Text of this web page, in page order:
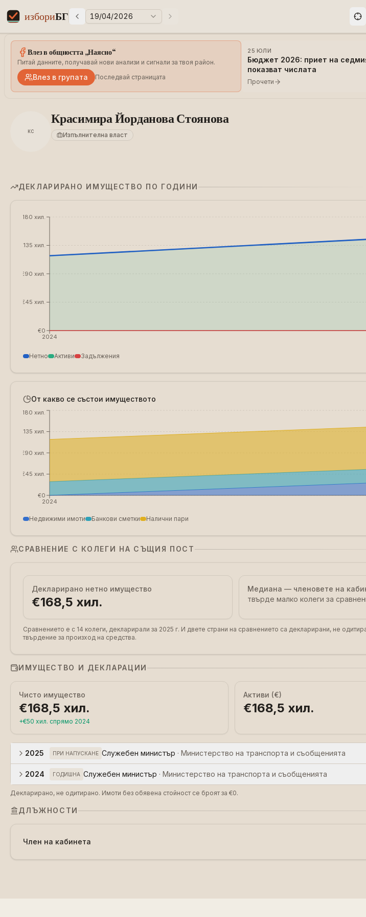
Elections in Bulgaria data statistics
избориБГ Предни избори
19/04/2026 Следващи избори
Влез в общността „Наясно“
Питай данните, получавай нови анализи и сигнали за твоя район.
Влез в групата Последвай страницата
25 ЮЛИ
Бюджет 2026: приет на
показват числата
Прочети
КС
Красимира Йорданова Стоянова
Изпълнителна власт
ДЕКЛАРИРАНО ИМУЩЕСТВО ПО ГОДИНИ
2024
€0
€45 хил.
€90 хил.
€135 хил.
€180 хил.
Нетно Активи Задължения
От какво се състои имуществото
2024
€0
€45 хил.
€90 хил.
€135 хил.
€180 хил.
Недвижими имоти Банкови сметки Налични пари
СРАВНЕНИЕ С КОЛЕГИ НА СЪЩИЯ ПОСТ
Декларирано нетно имущество
€168,5 хил.
Медиана — членовете на
твърде малко колеги за
Сравнението е с 14 колеги, декларирали за 2025 г. И двете страни на сравнението са декларирани, не
твърдение за произход на средства.
ИМУЩЕСТВО И ДЕКЛАРАЦИИ
Чисто имущество
€168,5 хил.
+€50 хил. спрямо 2024
Активи (€)
€168,5 хил.
2025 ПРИ НАПУСКАНЕ Служебен министър · Министерство на транспорта и съобщенията
2024 ГОДИШНА Служебен министър · Министерство на транспорта и съобщенията
Декларирано, не одитирано. Имоти без обявена стойност се броят за €0.
ДЛЪЖНОСТИ
Член на кабинета